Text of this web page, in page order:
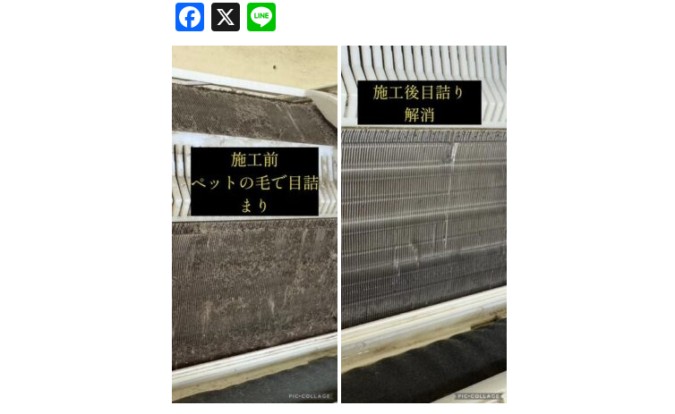
F
a
c
e
b
o
k
X
n
e